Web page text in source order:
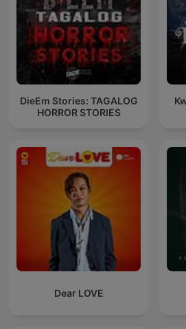
DieEm Stories: TAGALOG
HORROR STORIES
Dear LOVE